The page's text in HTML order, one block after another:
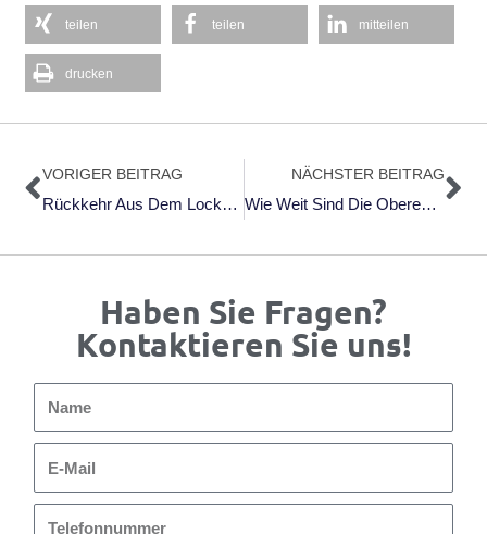
teilen teilen mitteilen
drucken
Zurück
VORIGER BEITRAG
Rückkehr Aus Dem Lockdown? Unsicherheiten Ansprechen
NÄCHSTER BEITRAG
Wie Weit Sind Die Oberen 10 % Von Mir Entfernt?
Haben Sie Fragen?
Kontaktieren Sie uns!
Mail